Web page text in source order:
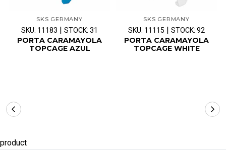
SKS GERMANY
SKU: 11183 STOCK: 31
PORTA CARAMAYOLA
TOPCAGE AZUL
SKS GERMANY
SKU: 11115 STOCK: 92
PORTA CARAMAYOLA
TOPCAGE WHITE
product